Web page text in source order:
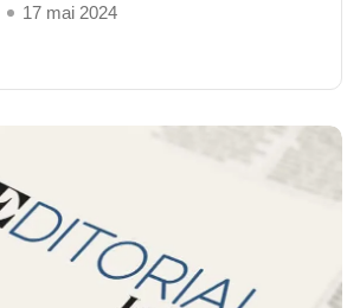
17 mai 2024